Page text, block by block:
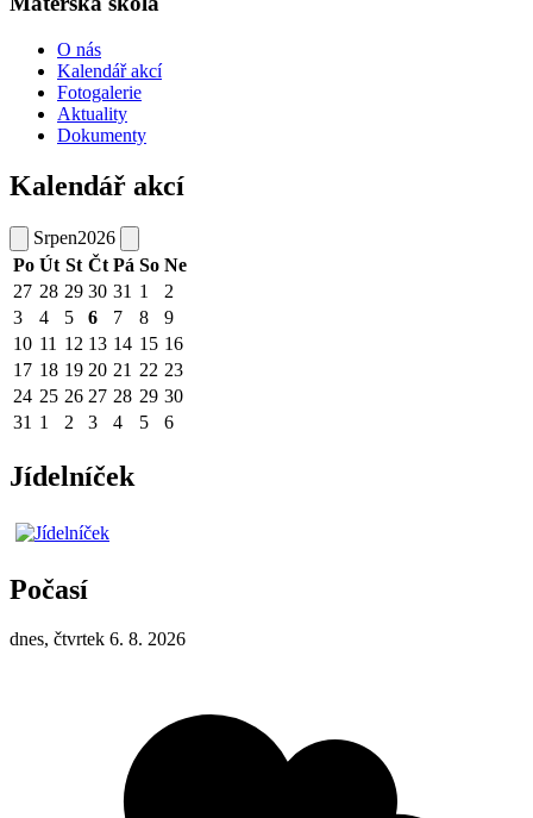
O nás
Kalendář akcí
Fotogalerie
Aktuality
Dokumenty
Kalendář akcí
Srpen2026
Po Út St Čt Pá So Ne
27 28 29 30 31 1
2
3
4 5 6 7 8
9
10 11 12 13 14 15 16
17 18 19 20 21 22 23
24 25 26 27 28 29 30
31 1 2 3 4 5 6
Jídelníček
Počasí
dnes, čtvrtek 6. 8. 2026